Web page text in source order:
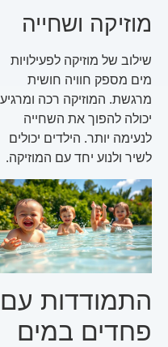
מוזיקה ושחייה
שילוב של מוזיקה לפעילויות
מים מספק חוויה חושית
מרגשת. המוזיקה רכה ומרגיעה
יכולה להפוך את השחייה
לנעימה יותר. הילדים יכולים
לשיר ולנוע יחד עם המוזיקה.
התמודדות עם
פחדים במים